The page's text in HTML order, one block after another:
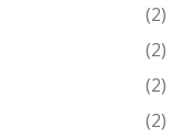
(2)
(2)
(2)
(2)